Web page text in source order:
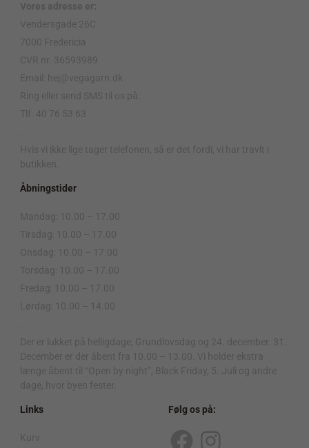
Vores adresse er:
Vendersgade 26C
7000 Fredericia
CVR nr. 36593989
Email: hej@vegagarn.dk
Ring eller send SMS til os på:
Tlf. 40 76 53 63
Hvis vi ikke lige tager telefonen, så er det fordi, vi har travlt i
butikken.
Åbningstider
Mandag: 10.00 – 17.00
Tirsdag: 10.00 – 17.00
Onsdag: 10.00 – 17.00
Torsdag: 10.00 – 17.00
Fredag: 10.00 – 17.00
Lørdag: 10.00 – 14.00
Der er lukket på helligdage, Grundlovsdag og 24. december. 31.
December er der åbent fra 10.00 – 13.00. Vi holder ekstra
længe åbent til “Open by night”, Black Friday, 5. Juli og andre
dage, hvor byen fester.
Links
Kurv
Følg os på: